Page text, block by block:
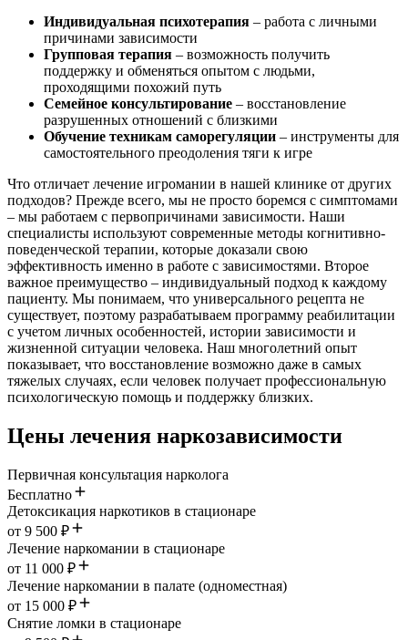
Индивидуальная психотерапия – работа с личными
причинами зависимости
Групповая терапия – возможность получить
поддержку и обменяться опытом с людьми,
проходящими похожий путь
Семейное консультирование – восстановление
разрушенных отношений с близкими
Обучение техникам саморегуляции – инструменты для
самостоятельного преодоления тяги к игре
Что отличает лечение игромании в нашей клинике от других
подходов? Прежде всего, мы не просто боремся с симптомами
– мы работаем с первопричинами зависимости. Наши
специалисты используют современные методы когнитивно-
поведенческой терапии, которые доказали свою
эффективность именно в работе с зависимостями. Второе
важное преимущество – индивидуальный подход к каждому
пациенту. Мы понимаем, что универсального рецепта не
существует, поэтому разрабатываем программу реабилитации
с учетом личных особенностей, истории зависимости и
жизненной ситуации человека. Наш многолетний опыт
показывает, что восстановление возможно даже в самых
тяжелых случаях, если человек получает профессиональную
психологическую помощь и поддержку близких.
Цены лечения наркозависимости
Первичная консультация нарколога
Бесплатно
Детоксикация наркотиков в стационаре
от 9 500 ₽
Лечение наркомании в стационаре
от 11 000 ₽
Лечение наркомании в палате (одноместная)
от 15 000 ₽
Снятие ломки в стационаре